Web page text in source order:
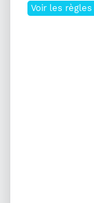
Voir les